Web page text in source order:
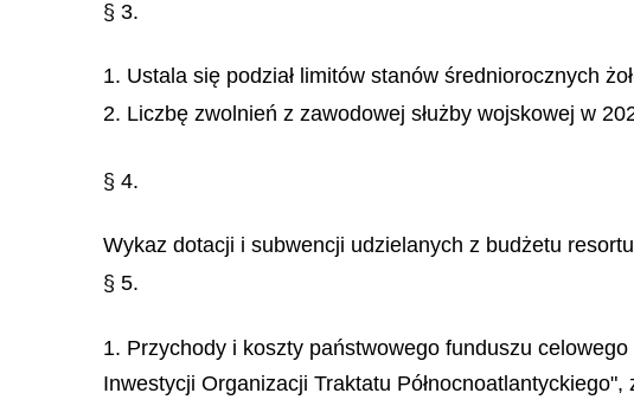
§ 3.
1. Ustala się podział limitów stanów średniorocznych
2. Liczbę zwolnień z zawodowej służby wojskowej w
§ 4.
Wykaz dotacji i subwencji udzielanych z budżetu
§ 5.
1. Przychody i koszty państwowego funduszu
Inwestycji Organizacji Traktatu